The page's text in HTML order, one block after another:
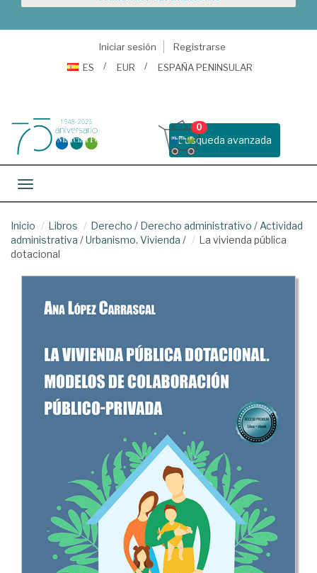
Iniciar sesión
Registrarse
ES
EUR ESPAÑA PENINSULAR
Busqueda avanzada
0
Toggle navigation
Inicio Libros Derecho / Derecho administrativo / Actividad
administrativa /Urbanismo. Vivienda /
La vivienda pública
dotacional